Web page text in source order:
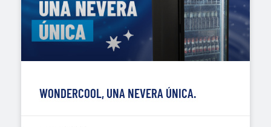
WONDERCOOL, UNA NEVERA ÚNICA.